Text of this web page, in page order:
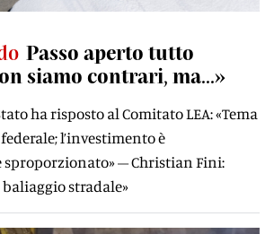
Passo aperto tutto
siamo contrari, ma...»
ha risposto al Comitato LEA: «Tema
l’investimento è
– Christian Fini:
stradale»